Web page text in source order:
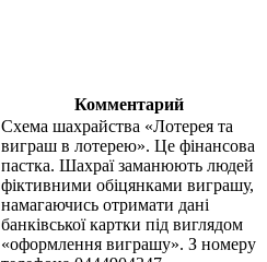
Комментарий
Схема шахрайства «Лотерея та
виграш в лотерею». Це фінансова
пастка. Шахраї заманюють людей
фіктивними обіцянками виграшу,
намагаючись отримати дані
банківської картки під виглядом
«оформлення виграшу». З номеру